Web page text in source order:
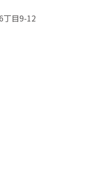
丁目9-12